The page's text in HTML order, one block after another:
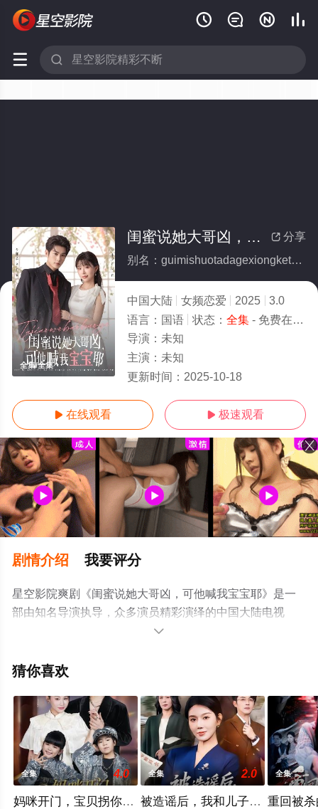
   
 
全集/全集
 分享
闺蜜说她大哥凶，可他喊我宝宝耶(全集)
别名：guimishuotadagexiongketahanwobaobaoye
中国大陆 女频恋爱 2025
3.0
语言： 国语 状态： 全集- 免费在线观看
导演： 未知
主演： 未知
更新时间： 2025-10-18
 在线观看  极速观看
剧情介绍 我要评分
星空影院爽剧《闺蜜说她大哥凶，可他喊我宝宝耶》是一
部由知名导演执导，众多演员精彩演绎的中国大陆电视
剧，大结局剧情已揭晓（全集），手机免费观看高清未删
至豆瓣电视剧、电视猫或剧情网等平台了解。

猜你喜欢
全集 4.0
妈咪开门，宝贝拐你回家
全集 2.0
被造谣后，我和儿子颠覆全场
全集
重回被